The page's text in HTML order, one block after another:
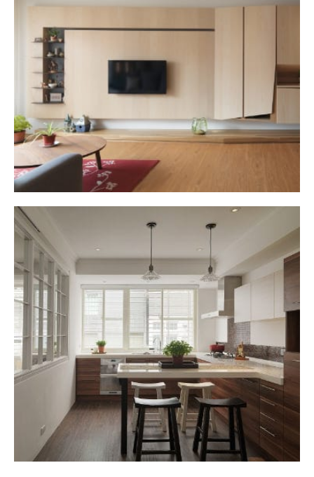
HOME DESIGN
瑞安アパートホテル
HOME DESIGN
MORE